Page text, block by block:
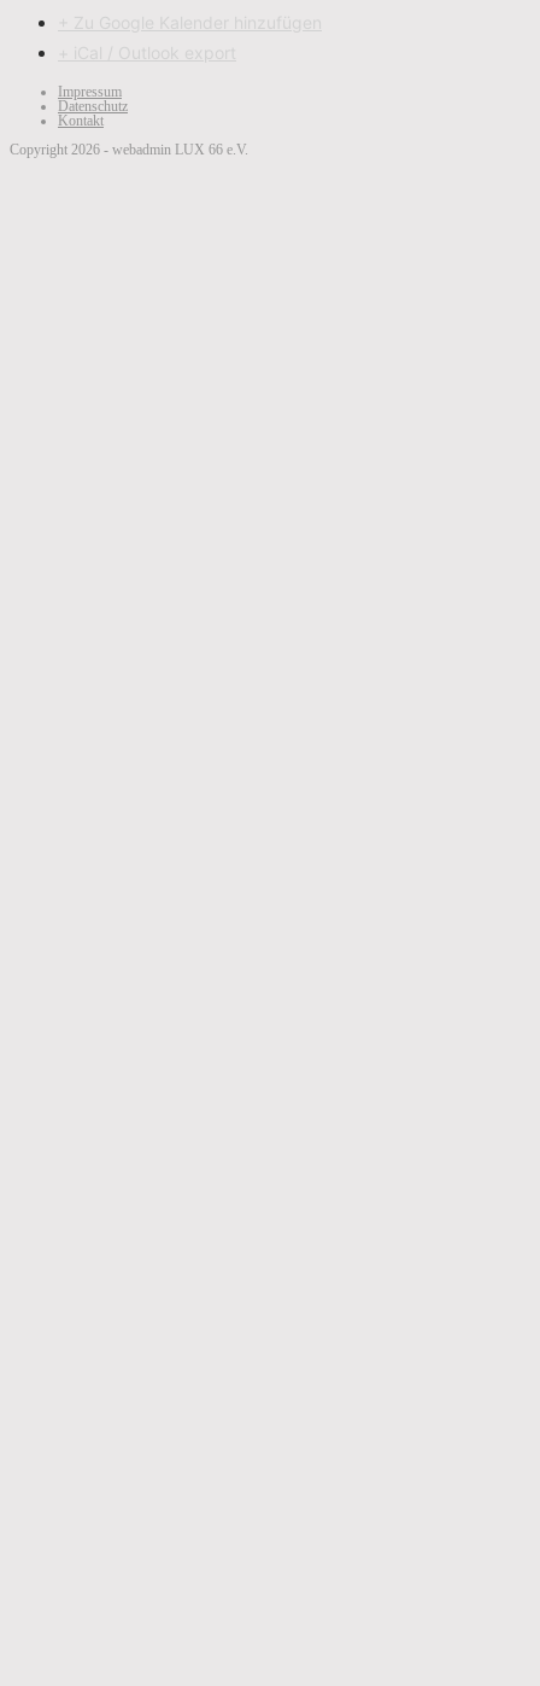
+ Zu Google Kalender hinzufügen
+ iCal / Outlook export
Impressum
Datenschutz
Kontakt
Copyright 2026 - webadmin LUX 66 e.V.